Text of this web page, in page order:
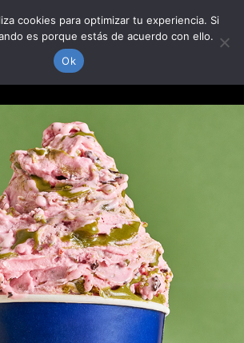
cookies para optimizar tu experiencia. Si
es porque estás de acuerdo con ello.
Ok